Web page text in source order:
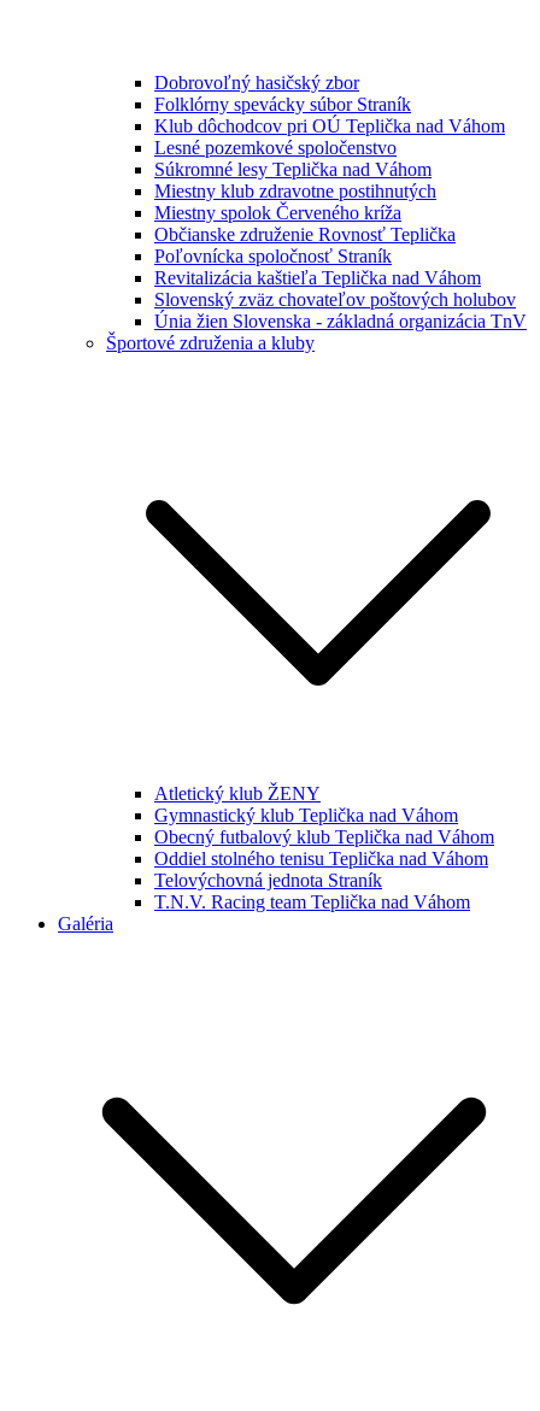
Dobrovoľný hasičský zbor
Folklórny spevácky súbor Straník
Klub dôchodcov pri OÚ Teplička nad Váhom
Lesné pozemkové spoločenstvo
Súkromné lesy Teplička nad Váhom
Miestny klub zdravotne postihnutých
Miestny spolok Červeného kríža
Občianske združenie Rovnosť Teplička
Poľovnícka spoločnosť Straník
Revitalizácia kaštieľa Teplička nad Váhom
Slovenský zväz chovateľov poštových holubov
Únia žien Slovenska - základná organizácia TnV
Športové združenia a kluby
Atletický klub ŽENY
Gymnastický klub Teplička nad Váhom
Obecný futbalový klub Teplička nad Váhom
Oddiel stolného tenisu Teplička nad Váhom
Telovýchovná jednota Straník
T.N.V. Racing team Teplička nad Váhom
Galéria